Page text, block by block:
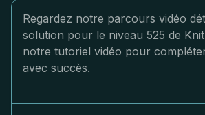
Regardez notre parcours vidéo
solution pour le niveau 525 de
notre tutoriel vidéo pour
avec succès.